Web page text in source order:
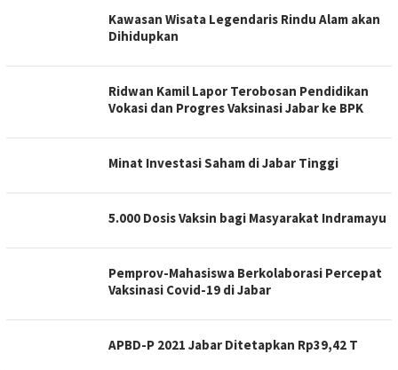
Kawasan Wisata Legendaris Rindu Alam akan
Dihidupkan
Ridwan Kamil Lapor Terobosan Pendidikan
Vokasi dan Progres Vaksinasi Jabar ke BPK
Minat Investasi Saham di Jabar Tinggi
5.000 Dosis Vaksin bagi Masyarakat Indramayu
Pemprov-Mahasiswa Berkolaborasi Percepat
Vaksinasi Covid-19 di Jabar
APBD-P 2021 Jabar Ditetapkan Rp39,42 T